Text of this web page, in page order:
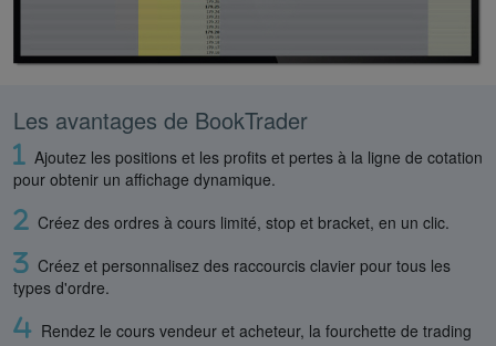
Les avantages de BookTrader
Ajoutez les positions et les profits et pertes à la ligne de cotation
pour obtenir un affichage dynamique.
Créez des ordres à cours limité, stop et bracket, en un clic.
Créez et personnalisez des raccourcis clavier pour tous les
types d'ordre.
Rendez le cours vendeur et acheteur, la fourchette de trading